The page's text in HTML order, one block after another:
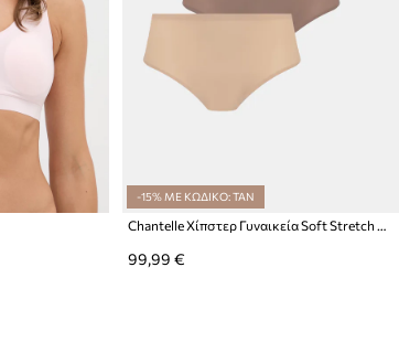
-15% ΜΕ ΚΩΔΙΚΟ: TAN
Chantelle Χίπστερ Γυναικεία Soft Stretch 5-pack
99,99 €